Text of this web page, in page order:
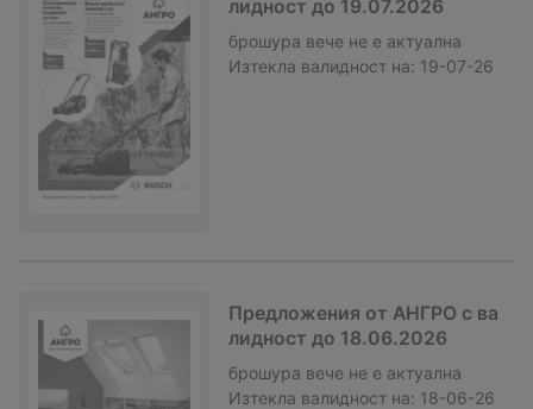
лидност до 19.07.2026
брошура вече не е актуална
Изтекла валидност на: 19-07-26
Предложения от АНГРО с ва
лидност до 18.06.2026
брошура вече не е актуална
Изтекла валидност на: 18-06-26